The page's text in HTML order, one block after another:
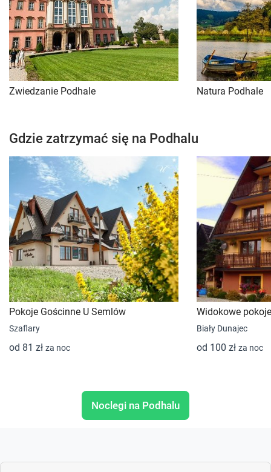
Zwiedzanie Podhale Natura Podhale
Gdzie zatrzymać się na Podhalu
Pokoje Gościnne U Semlów
Szaflary
od 81 zł za noc
Widokowe
Biały Dunajec
od 100 zł za noc
Noclegi na Podhalu